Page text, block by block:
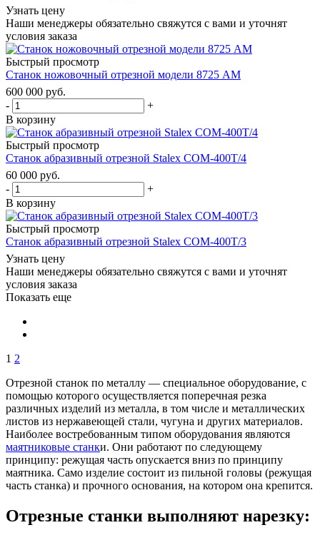
Узнать цену
Наши менеджеры обязательно свяжутся с вами и уточнят
условия заказа
Быстрый просмотр
Станок ножовочный отрезной модели 8725 АМ
600 000 руб.
-
+
В корзину
Быстрый просмотр
Станок абразивный отрезной Stalex COM-400T/4
60 000 руб.
-
+
В корзину
Быстрый просмотр
Станок абразивный отрезной Stalex COM-400T/3
Узнать цену
Наши менеджеры обязательно свяжутся с вами и уточнят
условия заказа
Показать еще
1 2
Отрезной станок по металлу — специальное оборудование, с
помощью которого осуществляется поперечная резка
различных изделий из металла, в том числе и металлических
листов из нержавеющей стали, чугуна и других материалов.
Наиболее востребованным типом оборудования являются
маятниковые станки. Они работают по следующему
принципу: режущая часть опускается вниз по принципу
маятника. Само изделие состоит из пильной головы (режущая
часть станка) и прочного основания, на котором она крепится.
Отрезные станки выполняют нарезку: